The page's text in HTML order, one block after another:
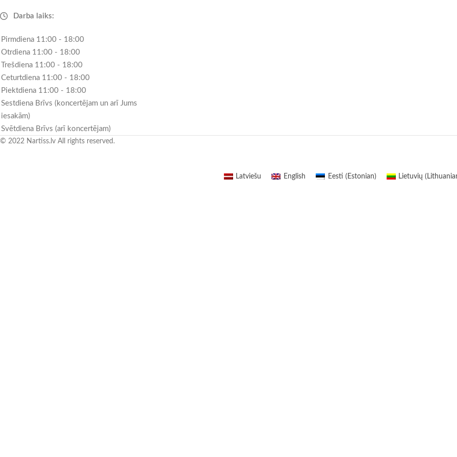
Darba laiks:
Pirmdiena 11:00 - 18:00
Otrdiena 11:00 - 18:00
Trešdiena 11:00 - 18:00
Ceturtdiena 11:00 - 18:00
Piektdiena 11:00 - 18:00
Sestdiena Brīvs (koncertējam un arī Jums
iesakām)
Svētdiena Brīvs (arī koncertējam)
© 2022 Nartiss.lv All rights reserved.
Latviešu English Eesti ( Estonian) Lietuvių (